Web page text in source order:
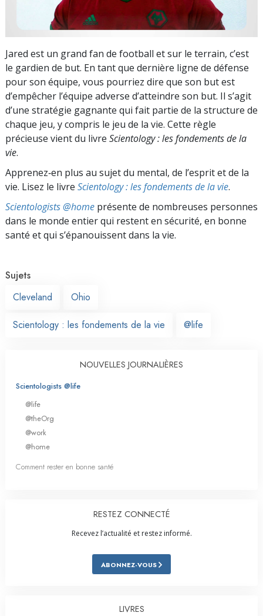
Jared est un grand fan de football et sur le terrain, c’est
le gardien de but. En tant que dernière ligne de défense
pour son équipe, vous pourriez dire que son but est
d’empêcher l’équipe adverse d’atteindre son but. Il s’agit
d’une stratégie gagnante qui fait partie de la structure de
chaque jeu, y compris le jeu de la vie. Cette règle
précieuse vient du livre Scientology : les fondements de la
vie.
Apprenez‑en plus au sujet du mental, de l’esprit et de la
vie. Lisez le livre Scientology : les fondements de la vie.
Scientologists @home présente de nombreuses personnes
dans le monde entier qui restent en sécurité, en bonne
santé et qui s’épanouissent dans la vie.
Sujets
Cleveland
Ohio
Scientology : les fondements de la vie @life
NOUVELLES JOURNALIÈRES
Scientologists @life
@life
@theOrg
@work
@home
Comment rester en bonne santé
RESTEZ CONNECTÉ
Recevez l’actualité et restez informé.
ABONNEZ-VOUS
LIVRES